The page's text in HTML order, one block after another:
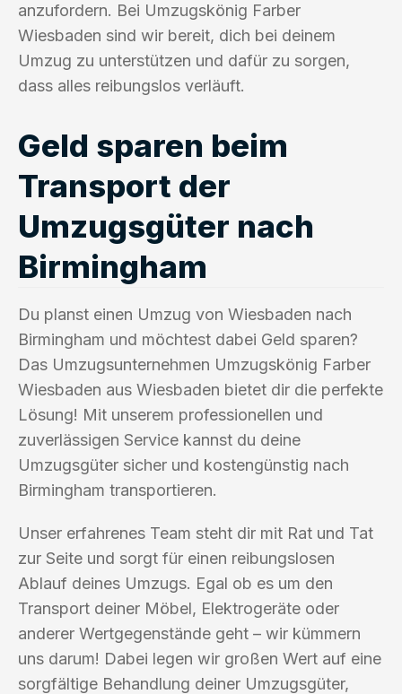
anzufordern. Bei Umzugskönig Farber
Wiesbaden sind wir bereit, dich bei deinem
Umzug zu unterstützen und dafür zu sorgen,
dass alles reibungslos verläuft.
Geld sparen beim
Transport der
Umzugsgüter nach
Birmingham
Du planst einen Umzug von Wiesbaden nach
Birmingham und möchtest dabei Geld sparen?
Das Umzugsunternehmen Umzugskönig Farber
Wiesbaden aus Wiesbaden bietet dir die perfekte
Lösung! Mit unserem professionellen und
zuverlässigen Service kannst du deine
Umzugsgüter sicher und kostengünstig nach
Birmingham transportieren.
Unser erfahrenes Team steht dir mit Rat und Tat
zur Seite und sorgt für einen reibungslosen
Ablauf deines Umzugs. Egal ob es um den
Transport deiner Möbel, Elektrogeräte oder
anderer Wertgegenstände geht – wir kümmern
uns darum! Dabei legen wir großen Wert auf eine
sorgfältige Behandlung deiner Umzugsgüter,